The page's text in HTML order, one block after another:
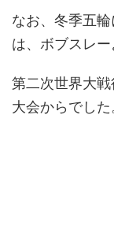
なお、冬季五
は、ボブスレー
第二次世界大
大会からでした